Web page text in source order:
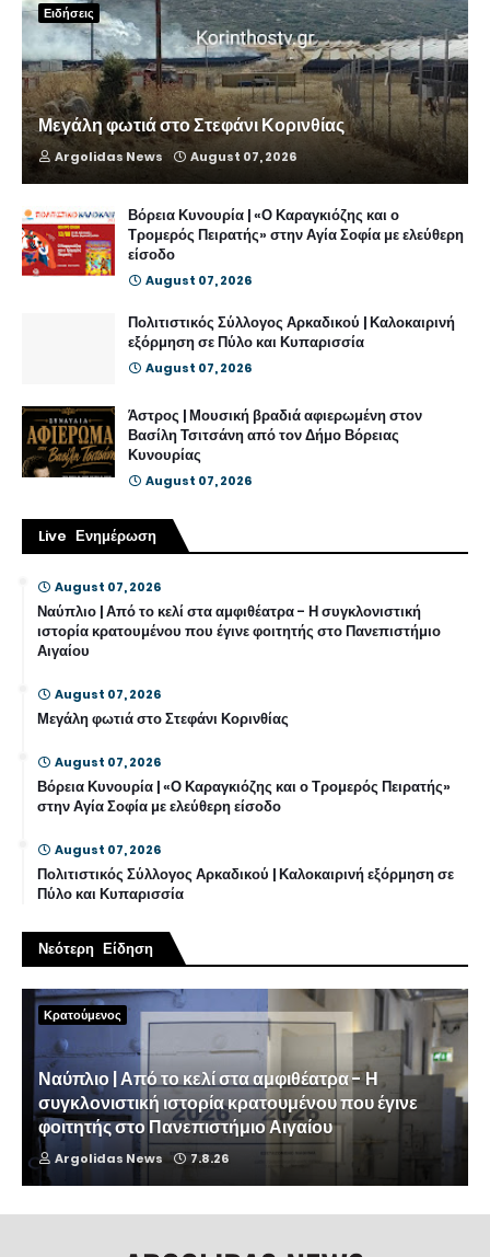
Ειδήσεις
Μεγάλη φωτιά στο Στεφάνι Κορινθίας
Argolidas News August 07, 2026
Βόρεια Κυνουρία | «Ο Καραγκιόζης και ο
Τρομερός Πειρατής» στην Αγία Σοφία με ελεύθερη
είσοδο
August 07, 2026
Πολιτιστικός Σύλλογος Αρκαδικού | Καλοκαιρινή
εξόρμηση σε Πύλο και Κυπαρισσία
August 07, 2026
Άστρος | Μουσική βραδιά αφιερωμένη στον
Βασίλη Τσιτσάνη από τον Δήμο Βόρειας
Κυνουρίας
August 07, 2026
Live Ενημέρωση
August 07, 2026
Ναύπλιο | Από το κελί στα αμφιθέατρα - Η συγκλονιστική
ιστορία κρατουμένου που έγινε φοιτητής στο Πανεπιστήμιο
Αιγαίου
August 07, 2026
Μεγάλη φωτιά στο Στεφάνι Κορινθίας
August 07, 2026
Βόρεια Κυνουρία | «Ο Καραγκιόζης και ο Τρομερός Πειρατής»
στην Αγία Σοφία με ελεύθερη είσοδο
August 07, 2026
Πολιτιστικός Σύλλογος Αρκαδικού | Καλοκαιρινή εξόρμηση σε
Πύλο και Κυπαρισσία
Νεότερη Είδηση
Κρατούμενος
Ναύπλιο | Από το κελί στα αμφιθέατρα - Η
συγκλονιστική ιστορία κρατουμένου που έγινε
φοιτητής στο Πανεπιστήμιο Αιγαίου
Argolidas News 7.8.26